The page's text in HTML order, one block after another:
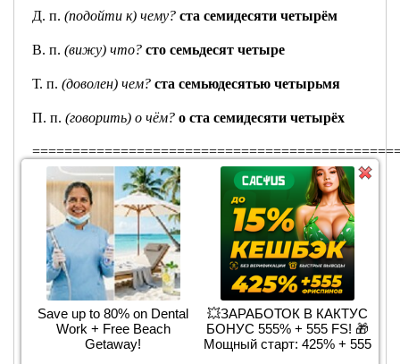
Save up to 80% on Dental
Work + Free Beach
Getaway!
💥ЗАРАБОТОК В КАКТУС
БОНУС 555% + 555 FS! 🎁
Мощный старт: 425% + 555
Д. п. (подойти к) чему? ста семидесяти четырём
В. п. (вижу) что? сто семьдесят четыре
Т. п. (доволен) чем? ста семьюдесятью четырьмя
П. п. (говорить) о чём? о ста семидесяти четырёх
И. п.(есть) что? восемьсот сорок два
Р. п. (нет) чего? восьмисот сорока двух
Д. п. (подойти к) чему? восьмистам сорока двум
В. п. (вижу) что? восемьсот сорок два
Т. п.(доволен) чем? восемьюстами сорока двумя
(говорить) о чём? о восьмистах сорока двух